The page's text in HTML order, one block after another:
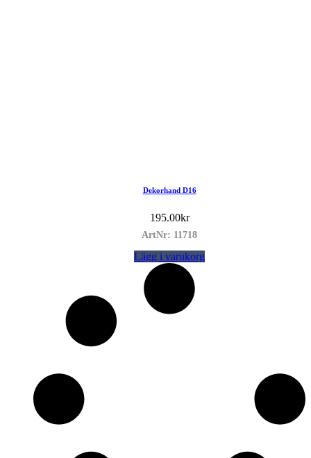
Dekorhand D16
195.00kr
ArtNr: 11718
Lägg i varukorg